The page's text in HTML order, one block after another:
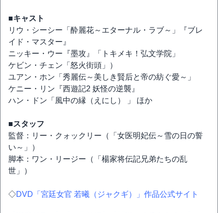
■キャスト
リウ・シーシー「酔麗花～エターナル・ラブ～」『ブレ
イド・マスター』
ニッキー・ウー『墨攻』「トキメキ！弘文学院」
ケビン・チェン「怒火街頭」）
ユアン・ホン「秀麗伝～美しき賢后と帝の紡ぐ愛～」
ケニー・リン『西遊記2 妖怪の逆襲』
ハン・ドン「風中の縁（えにし） 」 ほか
■スタッフ
監督：リー・クォックリー（「女医明妃伝～雪の日の誓
い～」）
脚本：ワン・リージー（「楊家将伝記兄弟たちの乱
世」）
◇DVD「宮廷女官 若曦（ジャクギ）」作品公式サイト